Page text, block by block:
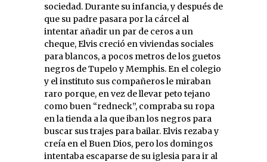
sociedad. Durante su infancia, y después de
que su padre pasara por la cárcel al
intentar añadir un par de ceros a un
cheque, Elvis creció en viviendas sociales
para blancos, a pocos metros de los guetos
negros de Tupelo y Memphis. En el colegio
y el instituto sus compañeros le miraban
raro porque, en vez de llevar peto tejano
como buen “redneck”, compraba su ropa
en la tienda a la que iban los negros para
buscar sus trajes para bailar. Elvis rezaba y
creía en el Buen Dios, pero los domingos
intentaba escaparse de su iglesia para ir al